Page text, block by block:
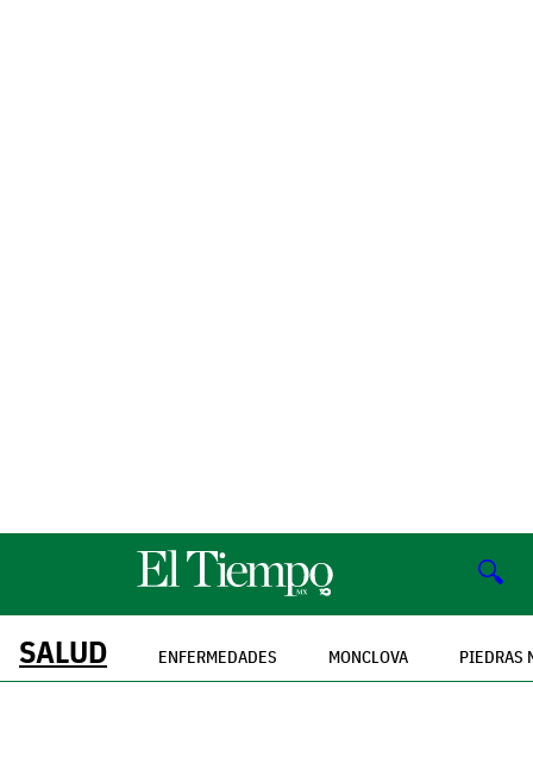
🔍
SALUD ENFERMEDADES MONCLOVA PIEDRAS